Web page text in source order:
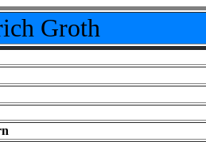
Groth